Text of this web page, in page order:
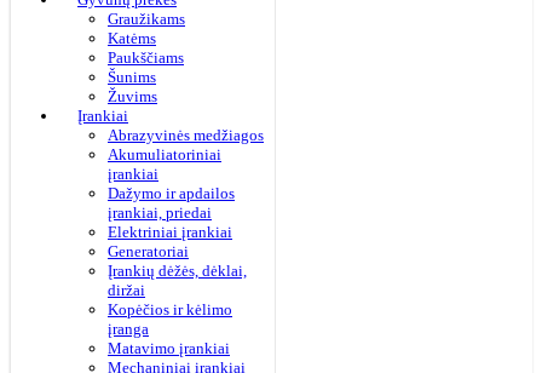
Graužikams
Katėms
Paukščiams
Šunims
Žuvims
Įrankiai
Abrazyvinės medžiagos
Akumuliatoriniai
įrankiai
Dažymo ir apdailos
įrankiai, priedai
Elektriniai įrankiai
Generatoriai
Įrankių dėžės, dėklai,
diržai
Kopėčios ir kėlimo
įranga
Matavimo įrankiai
Mechaniniai įrankiai